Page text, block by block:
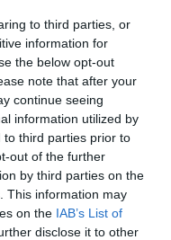
to third parties, or
information for
the below opt-out
note that after your
continue seeing
information utilized by
to third parties prior to
out of the further
by third parties on the
This information may
on the IAB’s List of
disclose it to other
τυπου χάσατε
και 25 χρόνια , από
παράδεισος .
τα 2/3 της
στα βράχια δεξιά και
Dolby surround με
όλα τα κατσίκια